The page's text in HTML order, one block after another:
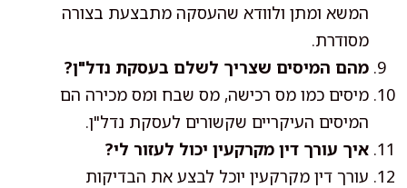
המשא ומתן ולוודא שהעסקה מתבצעת בצורה
מסודרת.
מהם המיסים שצריך לשלם בעסקת נדל"ן?
מיסים כמו מס רכישה, מס שבח ומס מכירה הם
המיסים העיקריים שקשורים לעסקת נדל"ן.
איך עורך דין מקרקעין יכול לעזור לי?
עורך דין מקרקעין יוכל לבצע את הבדיקות